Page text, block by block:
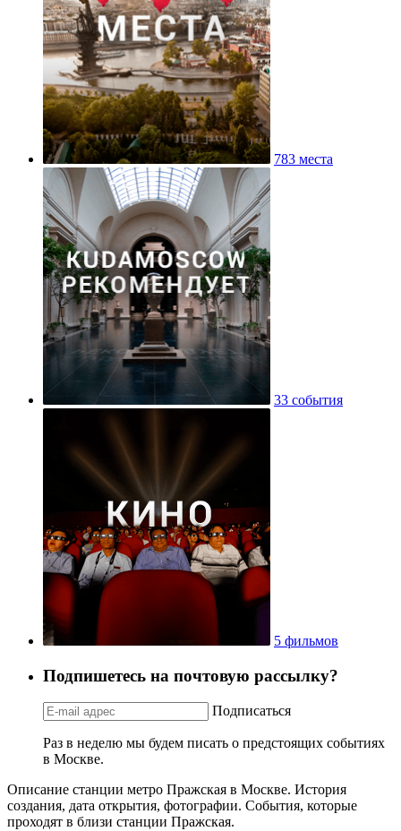
783 места
33 события
5 фильмов
Подпишетесь на почтовую рассылку?
Подписаться
Раз в неделю мы будем писать о предстоящих событиях
в Москве.
Описание станции метро Пражская в Москве. История
создания, дата открытия, фотографии. События, которые
проходят в близи станции Пражская.